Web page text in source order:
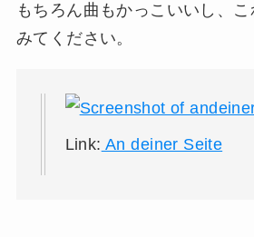
もちろん曲もかっこいいし、
みてください。
Link: An deiner Seite